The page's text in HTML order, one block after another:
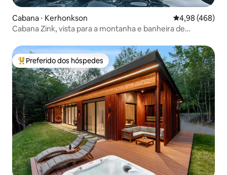
Cabana ⋅ Kerhonkson 4,98 de uma
4,98 (468)
Cabana Zink, vista para a montanha e banheira de
Entre os melhores preferidos dos hóspedes
Preferido dos hóspedes